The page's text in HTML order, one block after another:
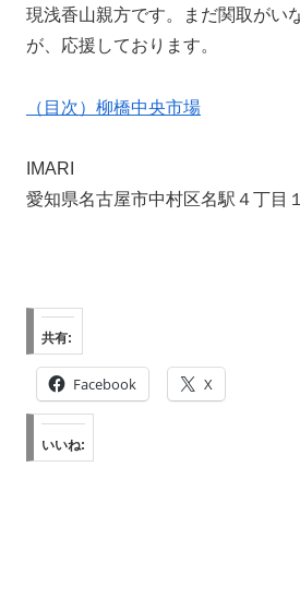
現浅香山親方です。まだ関取がい
が、応援しております。
（目次）柳橋中央市場
IMARI
愛知県名古屋市中村区名駅４丁目
共有:
Facebook X
いいね: